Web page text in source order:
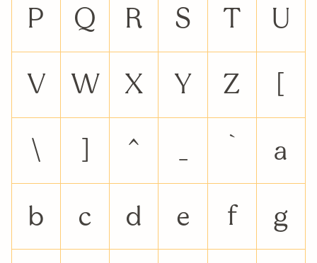
P
Q R S T
U
V
W X Y Z
[
\
] ^ _ `
a
b
c d e f
g